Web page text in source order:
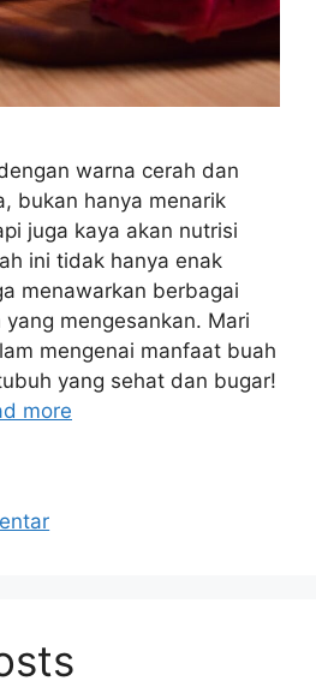
warna cerah dan
bukan hanya menarik
juga kaya akan nutrisi
ini tidak hanya enak
menawarkan berbagai
mengesankan. Mari
mengenai manfaat buah
yang sehat dan bugar!
more